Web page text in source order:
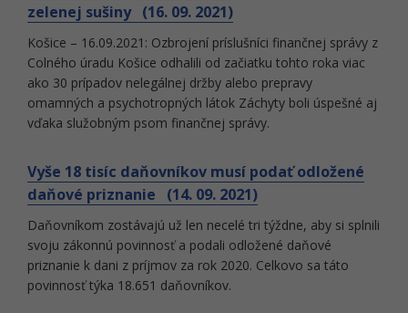
zelenej sušiny (16. 09. 2021)
Košice – 16.09.2021: Ozbrojení príslušníci finančnej správy z
Colného úradu Košice odhalili od začiatku tohto roka viac
ako 30 prípadov nelegálnej držby alebo prepravy
omamných a psychotropných látok Záchyty boli úspešné aj
vďaka služobným psom finančnej správy.
Vyše 18 tisíc daňovníkov musí podať odložené
daňové priznanie (14. 09. 2021)
Daňovníkom zostávajú už len necelé tri týždne, aby si splnili
svoju zákonnú povinnosť a podali odložené daňové
priznanie k dani z príjmov za rok 2020. Celkovo sa táto
povinnosť týka 18.651 daňovníkov.